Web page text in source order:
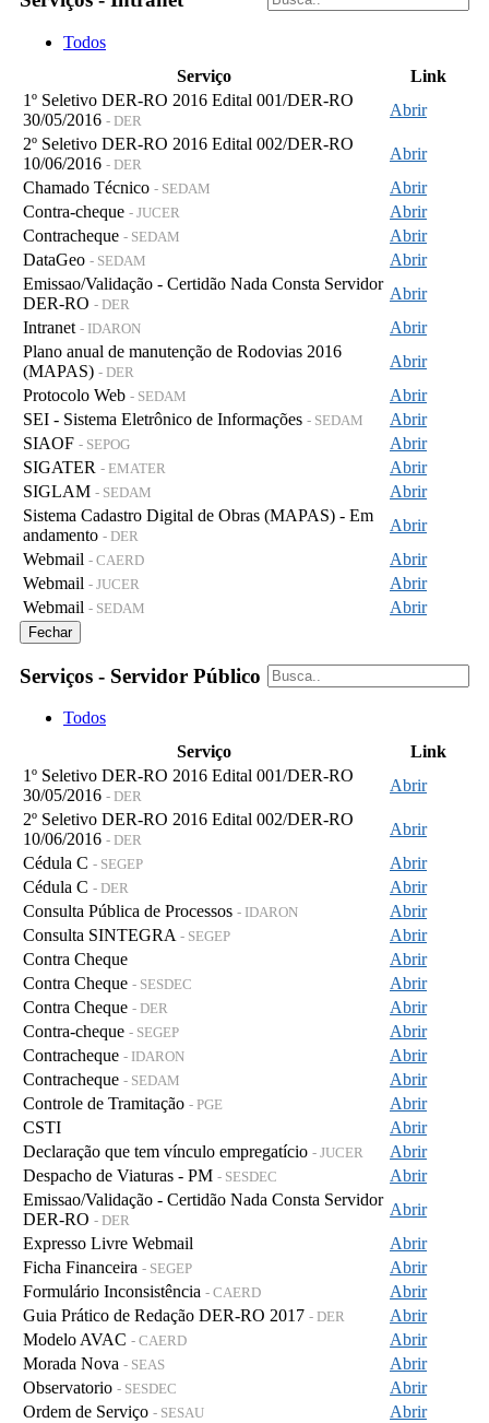
Todos
Serviço
Link
1º Seletivo DER-RO 2016 Edital 001/DER-RO
30/05/2016 - DER
Abrir
2º Seletivo DER-RO 2016 Edital 002/DER-RO
10/06/2016 - DER
Abrir
Chamado Técnico - SEDAM
Abrir
Contra-cheque - JUCER
Abrir
Contracheque - SEDAM
Abrir
DataGeo - SEDAM
Abrir
Emissao/Validação - Certidão Nada Consta Servidor
DER-RO - DER
Abrir
Intranet - IDARON
Abrir
Plano anual de manutenção de Rodovias 2016
(MAPAS) - DER
Abrir
Protocolo Web - SEDAM
Abrir
SEI - Sistema Eletrônico de Informações - SEDAM
Abrir
SIAOF - SEPOG
Abrir
SIGATER - EMATER
Abrir
SIGLAM - SEDAM
Abrir
Sistema Cadastro Digital de Obras (MAPAS) - Em
andamento - DER
Abrir
Webmail - CAERD
Abrir
Webmail - JUCER
Abrir
Webmail - SEDAM Abrir
Fechar
Serviços - Servidor Público
Todos
Serviço
Link
1º Seletivo DER-RO 2016 Edital 001/DER-RO
30/05/2016 - DER
Abrir
2º Seletivo DER-RO 2016 Edital 002/DER-RO
10/06/2016 - DER
Abrir
Cédula C - SEGEP
Abrir
Cédula C - DER
Abrir
Consulta Pública de Processos - IDARON
Abrir
Consulta SINTEGRA - SEGEP
Abrir
Contra Cheque
Abrir
Contra Cheque - SESDEC
Abrir
Contra Cheque - DER
Abrir
Contra-cheque - SEGEP
Abrir
Contracheque - IDARON
Abrir
Contracheque - SEDAM
Abrir
Controle de Tramitação - PGE
Abrir
CSTI
Abrir
Declaração que tem vínculo empregatício - JUCER
Abrir
Despacho de Viaturas - PM - SESDEC
Abrir
Emissao/Validação - Certidão Nada Consta Servidor
DER-RO - DER
Abrir
Expresso Livre Webmail
Abrir
Ficha Financeira - SEGEP
Abrir
Formulário Inconsistência - CAERD
Abrir
Guia Prático de Redação DER-RO 2017 - DER
Abrir
Modelo AVAC - CAERD
Abrir
Morada Nova - SEAS
Abrir
Observatorio - SESDEC
Abrir
Ordem de Serviço - SESAU
Abrir